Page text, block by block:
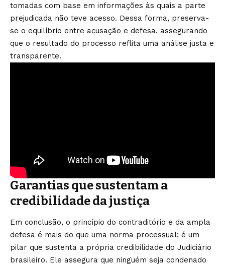
tomadas com base em informações às quais a parte
prejudicada não teve acesso. Dessa forma, preserva-
se o equilíbrio entre acusação e defesa, assegurando
que o resultado do processo reflita uma análise justa e
transparente.
Garantias que sustentam a
credibilidade da justiça
Em conclusão, o princípio do contraditório e da ampla
defesa é mais do que uma norma processual; é um
pilar que sustenta a própria credibilidade do Judiciário
brasileiro. Ele assegura que ninguém seja condenado